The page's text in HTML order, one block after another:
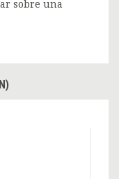
sobre una